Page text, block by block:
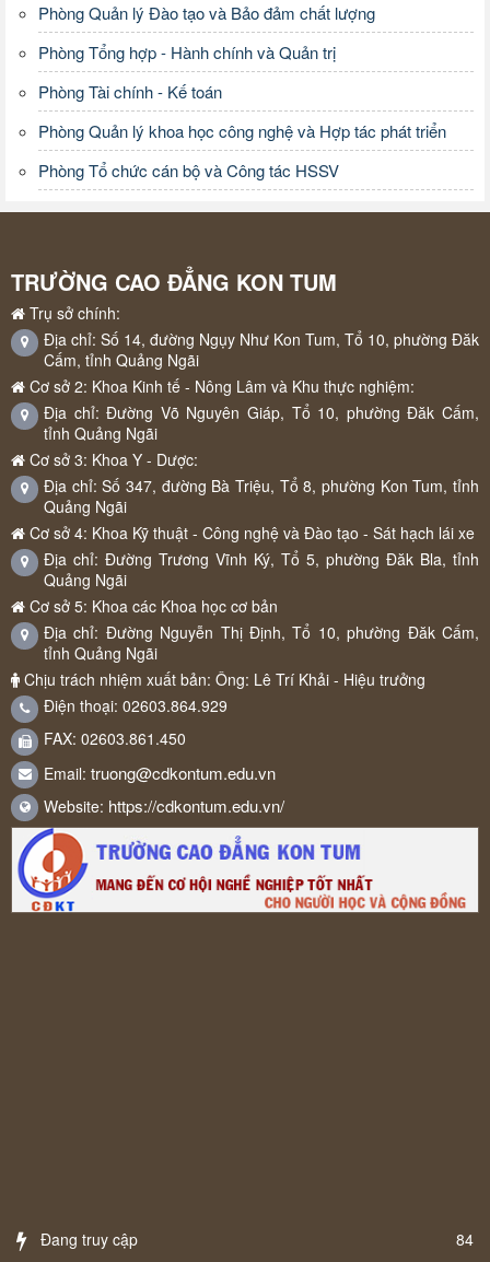
Phòng Quản lý Đào tạo và Bảo đảm chất lượng
Phòng Tổng hợp - Hành chính và Quản trị
Phòng Tài chính - Kế toán
Phòng Quản lý khoa học công nghệ và Hợp tác phát triển
Phòng Tổ chức cán bộ và Công tác HSSV
TRƯỜNG CAO ĐẲNG KON TUM
Trụ sở chính:
Địa chỉ: Số 14, đường Ngụy Như Kon Tum, Tổ 10, phường Đăk
Cấm, tỉnh Quảng Ngãi
Cơ sở 2: Khoa Kinh tế - Nông Lâm và Khu thực nghiệm:
Địa chỉ: Đường Võ Nguyên Giáp, Tổ 10, phường Đăk Cấm,
tỉnh Quảng Ngãi
Cơ sở 3: Khoa Y - Dược:
Địa chỉ: Số 347, đường Bà Triệu, Tổ 8, phường Kon Tum, tỉnh
Quảng Ngãi
Cơ sở 4: Khoa Kỹ thuật - Công nghệ và Đào tạo - Sát hạch lái xe
Địa chỉ: Đường Trương Vĩnh Ký, Tổ 5, phường Đăk Bla, tỉnh
Quảng Ngãi
Cơ sở 5: Khoa các Khoa học cơ bản
Địa chỉ: Đường Nguyễn Thị Định, Tổ 10, phường Đăk Cấm,
tỉnh Quảng Ngãi
Chịu trách nhiệm xuất bản: Ông: Lê Trí Khải - Hiệu trưởng
Điện thoại: 02603.864.929
FAX: 02603.861.450
Email: truong@cdkontum.edu.vn
Website: https://cdkontum.edu.vn/
Đang truy cập 84